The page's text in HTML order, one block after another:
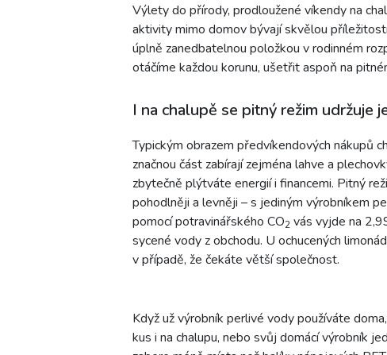
Výlety do přírody, prodloužené víkendy na
aktivity mimo domov bývají skvělou
úplně zanedbatelnou položkou v rodinném
otáčíme každou korunu, ušetřit aspoň na
I na chalupě se pitný režim udržuje
Typickým obrazem předvíkendových nákupů
značnou část zabírají zejména lahve a
zbytečně plýtváte energií i financemi. Pitný
pohodlněji a levněji – s jediným výrobníkem
pomocí potravinářského CO2 vás vyjde na
sycené vody z obchodu. U ochucených
v případě, že čekáte větší společnost.
Když už výrobník perlivé vody používáte
kus i na chalupu, nebo svůj domácí výrobník